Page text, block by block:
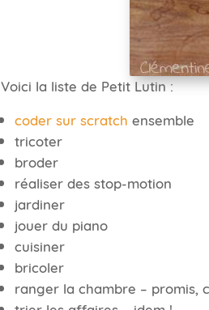
Voici la liste de Petit Lutin :
coder sur scratch ensemble
tricoter
broder
réaliser des stop-motion
jardiner
jouer du piano
cuisiner
bricoler
ranger la chambre – promis,